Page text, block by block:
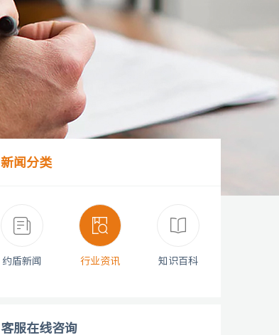
新闻分类
约盾新闻 行业资讯 知识百科
客服在线咨询